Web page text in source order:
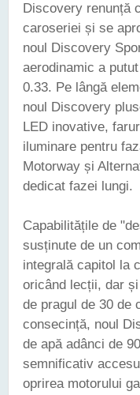
Discovery renunță
caroseriei și se
noul Discovery
aerodinamic a
0.33. Pe lângă
noul Discovery
LED inovative,
iluminare pentru
Motorway și
dedicat fazei lungi.
Capabilitățile de
susținute de un
integrală capitol la
oricând lecții, dar
de pragul de 30 de
consecință, noul
de apă adânci de
semnificativ
oprirea motorului